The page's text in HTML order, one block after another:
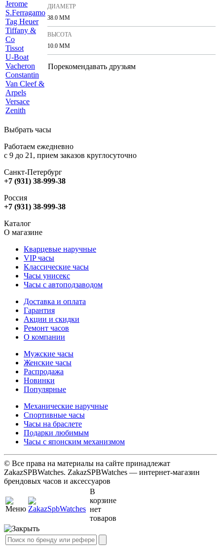
Jerome
S.Ferragamo
Tag Heuer
Tiffany &
Co
Tissot
U-Boat
Vacheron
Constantin
Van Cleef &
Arpels
Versace
Zenith
ДИАМЕТР
38.0 ММ
ВЫСОТА
10.0 ММ
Порекомендавать друзьям
Выбрать часы
Работаем ежедневно
с 9 до 21, прием заказов круглосуточно
Санкт-Петербург
+7 (931) 38-999-38
Россия
+7 (931) 38-999-38
Каталог
О магазине
Кварцевые наручные
VIP часы
Классические часы
Часы унисекс
Часы с автоподзаводом
Доставка и оплата
Гарантия
Акции и скидки
Ремонт часов
О компании
Мужские часы
Женские часы
Распродажа
Новинки
Популярные
Механические наручные
Спортивные часы
Часы на браслете
Подарки любимым
Часы с японским механизмом
© Все права на материалы на сайте принадлежат
ZakazSPBWatches. ZakazSPBWatches — интернет-магазин
брендовых часов и аксессуаров
В
корзине
нет
товаров